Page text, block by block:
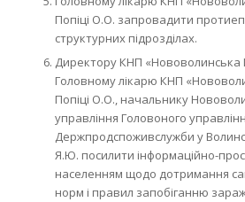
Попіці О.О. запровадити
структурних підрозділах.
Директору КНП
Головному лікарю КНП
Попіці О.О., начальнику
управління Головоного
Держпродспоживслужби у
Я.Ю. посилити інформаційно-
населенням щодо дотримання
норм і правил запобіганню